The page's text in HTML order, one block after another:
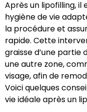
Après un lipofilling, il
hygiène de vie
la procédure et
rapide. Cette
graisse d’une partie
une autre zone,
visage, afin de
Voici quelques
vie idéale après un